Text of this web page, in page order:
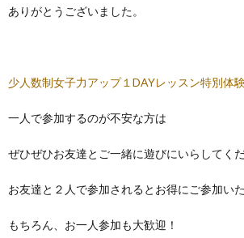
ありがとうございました。
少人数制女子力アップ１DAYレッスン特別体
一人で参加するのが不安な方は
ぜひぜひお友達とご一緒に遊びにいらしてく
お友達と２人で参加されるとお得にご参加いた
もちろん、お一人参加も大歓迎！